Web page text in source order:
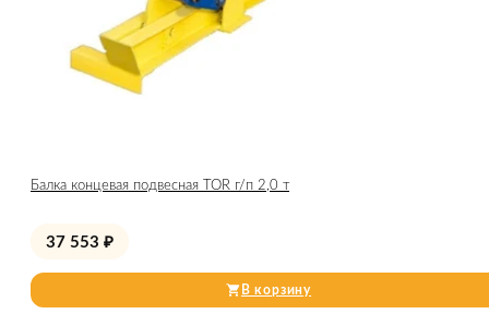
Балка концевая подвесная TOR г/п 2,0 т
37 553 ₽
В корзину